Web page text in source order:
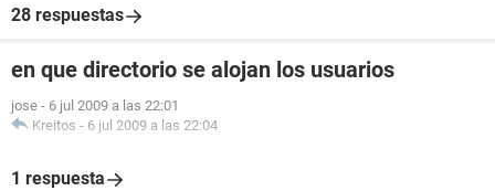
28 respuestas
en que directorio se alojan los usuarios
jose - 6 jul 2009 a las 22:01
Kreitos - 6 jul 2009 a las 22:04
1 respuesta